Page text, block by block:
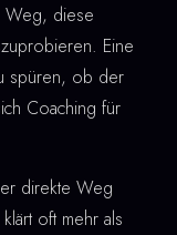
Weg, diese
Eine
spüren, ob der
Coaching für
direkte Weg
oft mehr als